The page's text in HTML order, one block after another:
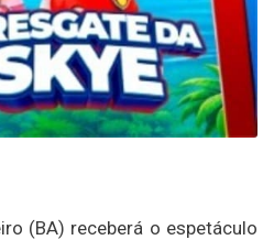
(BA) receberá o espetáculo